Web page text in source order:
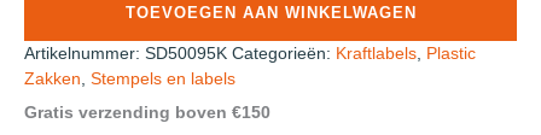
500
stuks
TOEVOEGEN AAN WINKELWAGEN
Artikelnummer: SD50095K Categorieën: Kraftlabels, Plastic
Zakken, Stempels en labels
Gratis verzending boven €150